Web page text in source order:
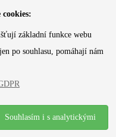
cookies:
základní funkce webu
po souhlasu, pomáhají nám
Souhlasím i s analytickými